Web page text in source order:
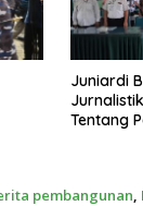
Juniardi
Tentang
pembangunan,